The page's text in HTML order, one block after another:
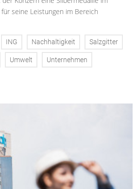
seine Leistungen im Bereich
ING Nachhaltigkeit Salzgitter
Umwelt Unternehmen